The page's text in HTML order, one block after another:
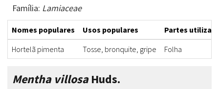
Família: Lamiaceae
Nomes populares Usos populares
Partes
Hortelã pimenta
Tosse, bronquite, gripe Folha
Mentha villosaHuds.